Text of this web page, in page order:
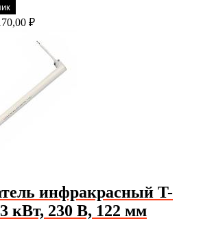
₽
инфракрасный T-
кВт, 230 В, 122 мм